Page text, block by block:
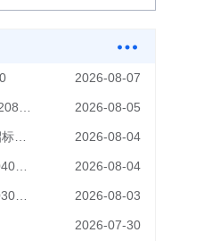
2026-08-07
2026-08-05
2026-08-04
2026-08-04
2026-08-03
2026-07-30